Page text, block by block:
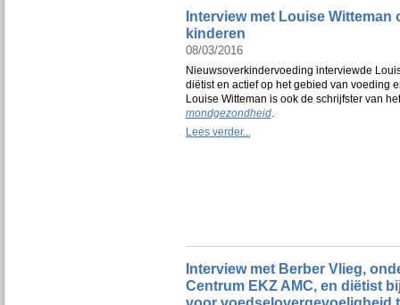
Interview met Louise
kinderen
08/03/2016
Nieuwsoverkindervoeding interviewde
diëtist en actief op het gebied van voeding
Louise Witteman is ook de schrijfster van
mondgezondheid.
Lees verder...
Interview met Berber Vlieg,
Centrum EKZ AMC, en diëtist